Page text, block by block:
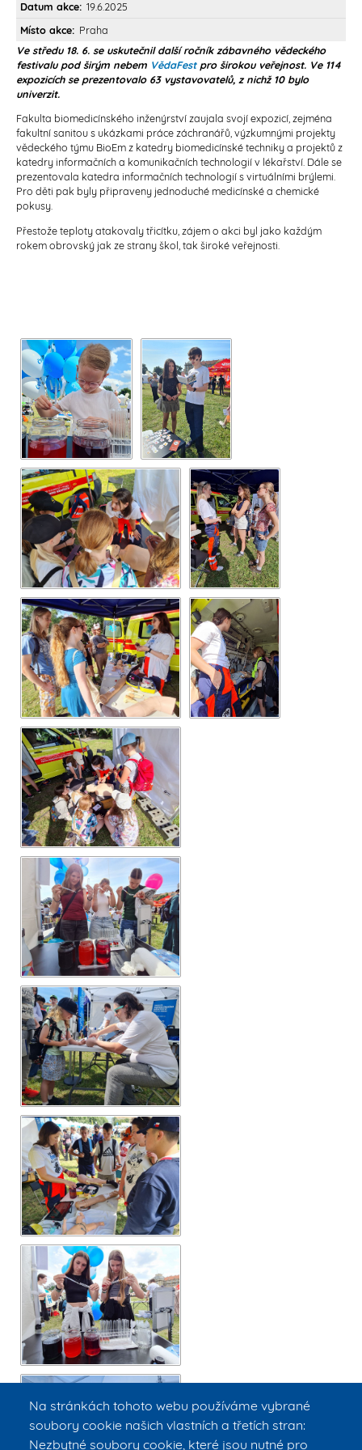
Na stránkách tohoto webu používáme vybrané
soubory cookie našich vlastních a třetích stran:
Nezbytné soubory cookie, které jsou nutné pro
Datum akce 19.6.2025
Místo akce
Praha
Ve středu 18. 6. se uskutečnil další ročník zábavného vědeckého
festivalu pod širým nebem VědaFestpro širokou veřejnost. Ve 114
expozicích se prezentovalo 63 vystavovatelů, z nichž 10 bylo
univerzit.
Fakulta biomedicínského inženýrství zaujala svojí expozicí, zejména
fakultní sanitou s ukázkami práce záchranářů, výzkumnými projekty
vědeckého týmu BioEm z katedry biomedicínské techniky a projektů z
katedry informačních a komunikačních technologií v lékařství. Dále se
prezentovala katedra informačních technologií s virtuálními brýlemi.
Pro děti pak byly připraveny jednoduché medicínské a chemické
pokusy.
Přestože teploty atakovaly třicítku, zájem o akci byl jako každým
rokem obrovský jak ze strany škol, tak široké veřejnosti.